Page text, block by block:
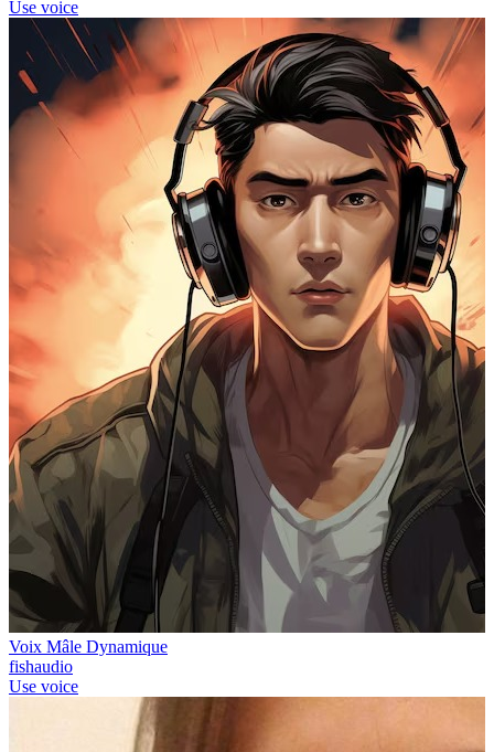
Use voice
Voix Mâle Dynamique
fishaudio
Use voice